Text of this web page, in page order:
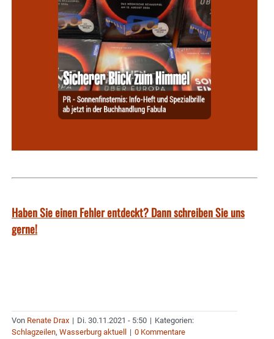
Haben Sie einen Fehler entdeckt? Dann schreiben Sie uns
gerne!
Von Renate Drax | Di. 30.11.2021 - 5:50 | Kategorien:
Schlagzeilen, Wasserburg aktuell | 0 Kommentare